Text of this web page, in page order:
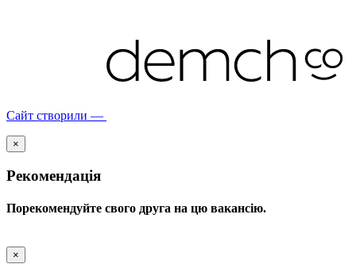
Сайт створили —
×
Рекомендація
Порекомендуйте свого друга на цю вакансію.
×